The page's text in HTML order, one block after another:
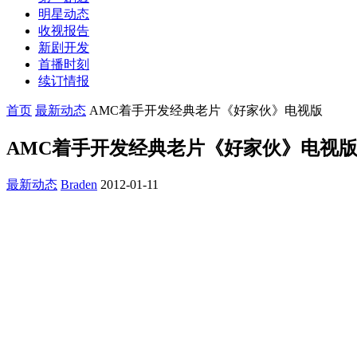
明星动态
收视报告
新剧开发
首播时刻
续订情报
首页 最新动态 AMC着手开发经典老片《好家伙》电视版
AMC着手开发经典老片《好家伙》电视版
最新动态 Braden 2012-01-11